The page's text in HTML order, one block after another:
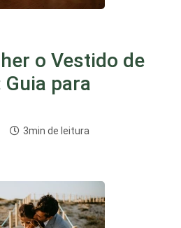
o Vestido de
para
3min de leitura